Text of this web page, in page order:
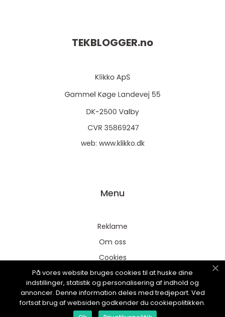
TEKBLOGGER.no
web: www.klikko.dk
Menu
Reklame
Om oss
Cookies
Kontakt Oss
Sitemap
På vores website bruges cookies til at huske dine
indstillinger, statistik og personalisering af indhold og
annoncer. Denne information deles med tredjepart. Ved
fortsat brug af websiden godkender du cookiepolitikken.